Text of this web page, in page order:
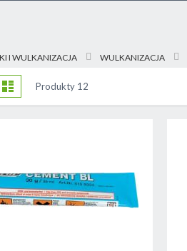
I WULKANIZACJA WULKANIZACJA
Lista Produkty 12